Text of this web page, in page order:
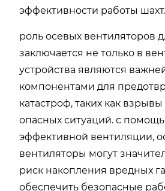
эффективности работы шахт.
роль осевых вентиляторов
заключается не только в
устройства являются
компонентами для
катастроф, таких как
опасных ситуаций. с
эффективной вентиляции,
вентиляторы могут
риск накопления вредных
обеспечить безопасные